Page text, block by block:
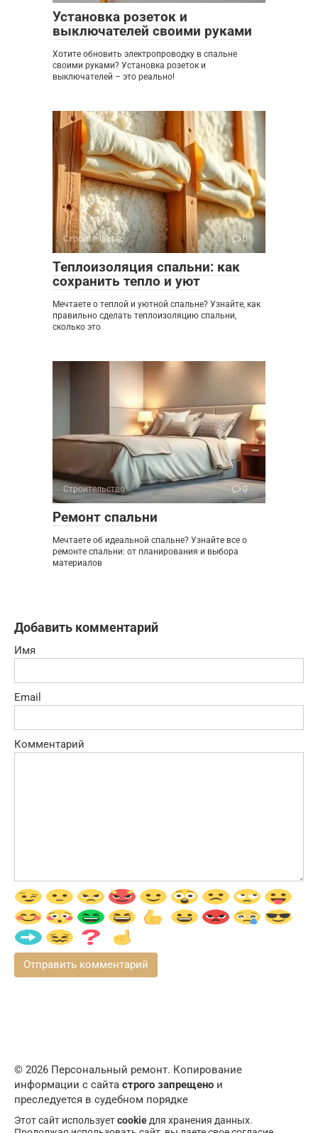
Установка розеток и
выключателей своими руками
Хотите обновить электропроводку в спальне
своими руками? Установка розеток и
выключателей – это реально!
Строительство 0
Теплоизоляция спальни: как
сохранить тепло и уют
Мечтаете о теплой и уютной спальне? Узнайте, как
правильно сделать теплоизоляцию спальни,
сколько это
Строительство 0
Ремонт спальни
Мечтаете об идеальной спальне? Узнайте все о
ремонте спальни: от планирования и выбора
материалов
Добавить комментарий
Имя
Email
Комментарий
© 2026 Персональный ремонт. Копирование
информации с сайта строго запрещено и
преследуется в судебном порядке
Этот сайт используетcookie для хранения данных.